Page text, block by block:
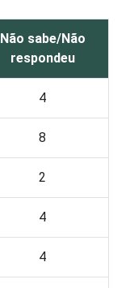
Não sabe/Não
respondeu
4
8
2
4
4